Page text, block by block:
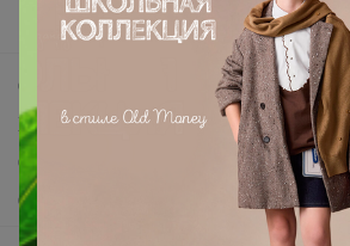
Поддержка альпак
Самое выгодное
Хиты продаж
Самое желанное
Самое быстрое